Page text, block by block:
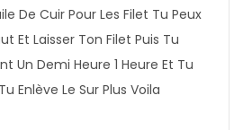
De Cuir Pour Les Filet Tu Peux
Et Laisser Ton Filet Puis Tu
Un Demi Heure 1 Heure Et Tu
Enlève Le Sur Plus Voila